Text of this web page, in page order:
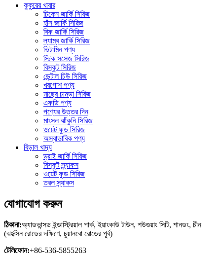
কুকুরের খাবার
চিকেন জার্কি সিরিজ
হাঁস জার্কি সিরিজ
বিফ জার্কি সিরিজ
ল্যাম্ব জার্কি সিরিজ
ভিটামিন পণ্য
স্টিক সসেজ সিরিজ
বিস্কুট সিরিজ
ডেন্টাল চিউ সিরিজ
খরগোশ পণ্য
মাছের চামড়া সিরিজ
এফডি পণ্য
পণ্যের উত্তর দিন
মাংসল ঝাঁকুনি সিরিজ
ওয়েট ফুড সিরিজ
অস্বাভাবিক পণ্য
বিড়াল খাদ্য
ড্রাই জার্কি সিরিজ
বিস্কুট স্ন্যাকস
ওয়েট ফুড সিরিজ
তরল স্ন্যাকস
যোগাযোগ করুন
ঠিকানা:অ্যাডভান্সড ইন্ডাস্ট্রিয়াল পার্ক, ইয়াংকাউ টাউন, শউগুয়াং সিটি, শানডং, চীন
(ঝংক্সিন রোডের দক্ষিণে, চুয়ানবো রোডের পূর্ব)
টেলিফোন:+86-536-5855263